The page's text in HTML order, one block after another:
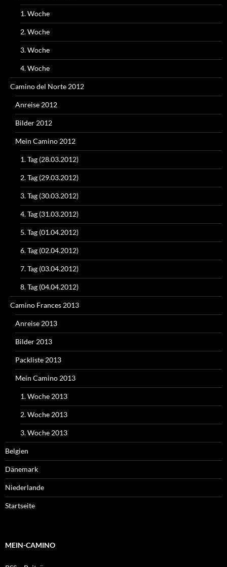
1. Woche
2. Woche
3. Woche
4. Woche
Camino del Norte 2012
Anreise 2012
Bilder 2012
Mein Camino 2012
1. Tag (28.03.2012)
2. Tag (29.03.2012)
3. Tag (30.03.2012)
4. Tag (31.03.2012)
5. Tag (01.04.2012)
6. Tag (02.04.2012)
7. Tag (03.04.2012)
8. Tag (04.04.2012)
Camino Frances 2013
Anreise 2013
Bilder 2013
Packliste 2013
Mein Camino 2013
1. Woche 2013
2. Woche 2013
3. Woche 2013
Belgien
Dänemark
Niederlande
Startseite
MEIN-CAMINO